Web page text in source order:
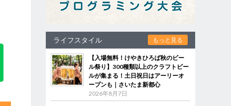
ライフスタイル もっと見る
【入場無料！けやきひろば秋のビー
ル祭り】300種類以上のクラフトビー
ルが集まる！土日祝日はアーリーオ
ープンも｜さいたま新都心
2026年8月7日